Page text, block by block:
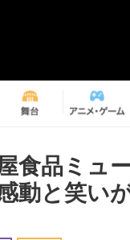
食品ミュ
動と笑い